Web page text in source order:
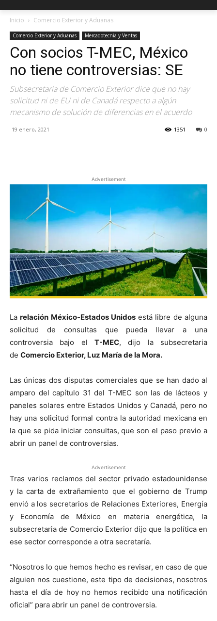
Inicio Comercio Exterior y Aduanas
Comercio Exterior y Aduanas Mercadotecnia y Ventas
Con socios T-MEC, México
no tiene controversias: SE
Subsecretaria de Comercio Exterior dice que no hay
solicitud ni de EU ni de Canadá respecto a algún
mecanismo de solución de diferencias en el acuerdo
19 enero, 2021 0
1351
Advertisement
Larelación México-Estados Unidosestá libre de alguna
solicitud de consultas que pueda llevar a una
controversia bajo el T-MEC, dijo la subsecretaria
de Comercio Exterior, Luz María de la Mora.
Las únicas dos disputas comerciales que se han dado al
amparo del capítulo 31 del T-MEC son las de lácteos y
paneles solares entre Estados Unidos y Canadá, pero no
hay una solicitud formal contra la autoridad mexicana en
la que se pida iniciar consultas, que son el paso previo a
abrir un panel de controversias.
Advertisement
Tras varios reclamos del sector privado estadounidense
y la carta de extrañamiento que el gobierno de Trump
envió a los secretarios de Relaciones Exteriores, Energía
y Economía de México en materia energética, la
subsecretaria de Comercio Exterior dijo que la política en
ese sector corresponde a otra secretaría.
“Nosotros lo que hemos hecho es revisar, en caso de que
alguien nos cuestione, este tipo de decisiones, nosotros
hasta el día de hoy no hemos recibido una notificación
oficial” para abrir un panel de controversia.